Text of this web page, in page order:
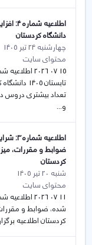
دانشگاه كردستان
چهارشنبه 24 تیر 1405
محتوای سایت
تابستان
تعداد بيشتری دروس
و...
كردستان
شنبه 20 تیر 1405
محتوای سایت
كردستان اطلاعیه برگزاری ترم تابستان